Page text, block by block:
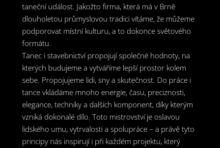
taneční událost. Jakožto firma, která má v Brně
dlouholetou průmyslovou tradici vítáme, že můžeme
podporovat místní kulturu, a to dokonce světového
formátu.
Tanec i stavebnictví propojují společné hodnoty, na
kterých budujeme a vytváříme lepší prostor kolem
sebe. Propojujeme lidi, sny a skutečnost. Do práce i
tance vkládáme mnoho energie, času, preciznosti,
elegance, techniky a dalších komponent, díky kterým
vzniká dokonalé dílo. Toto mistrovství je oslavou
lidského umu, vytrvalosti a spolupráce – a právě tyto
principy nás inspirují i při každém projektu, který